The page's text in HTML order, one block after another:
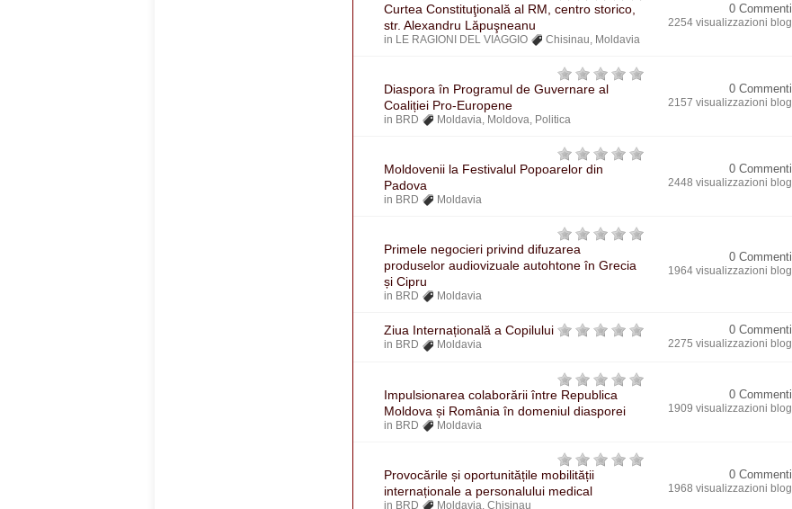
Curtea Constituţională al RM, centro storico,
str. Alexandru Lăpuşneanu
in LE RAGIONI DEL VIAGGIO Chisinau Moldavia
0 Commenti
2254 visualizzazioni blog
Diaspora în Programul de Guvernare al
Coaliției Pro-Europene
in BRD Moldavia Moldova Politica
0 Commenti
2157 visualizzazioni blog
Moldovenii la Festivalul Popoarelor din
Padova
in BRD Moldavia
0 Commenti
2448 visualizzazioni blog
Primele negocieri privind difuzarea
produselor audiovizuale autohtone în Grecia
și Cipru
in BRD Moldavia
0 Commenti
1964 visualizzazioni blog
Ziua Internațională a Copilului
in BRD Moldavia
0 Commenti
2275 visualizzazioni blog
Impulsionarea colaborării între Republica
Moldova și România în domeniul diasporei
in BRD Moldavia
0 Commenti
1909 visualizzazioni blog
Provocările și oportunitățile mobilității
internaționale a personalului medical
in BRD Moldavia Chisinau
0 Commenti
1968 visualizzazioni blog